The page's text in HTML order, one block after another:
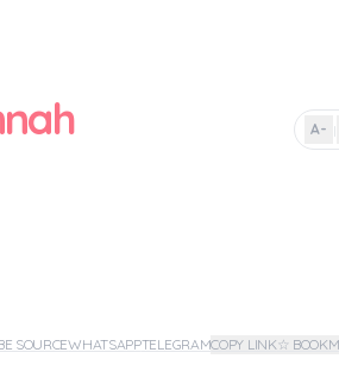
A- |
SOURCEWHATSAPPTELEGRAMCOPY LINK☆